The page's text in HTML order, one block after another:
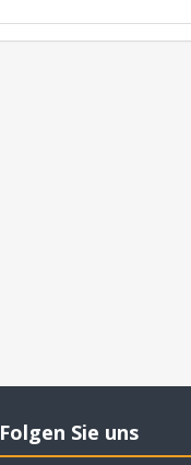
Folgen Sie uns